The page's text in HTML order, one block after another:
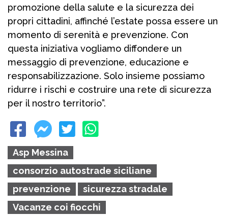
promozione della salute e la sicurezza dei
propri cittadini, affinché l’estate possa essere un
momento di serenità e prevenzione. Con
questa iniziativa vogliamo diffondere un
messaggio di prevenzione, educazione e
responsabilizzazione. Solo insieme possiamo
ridurre i rischi e costruire una rete di sicurezza
per il nostro territorio”.
Asp Messina
consorzio autostrade siciliane
prevenzione
sicurezza stradale
Vacanze coi fiocchi